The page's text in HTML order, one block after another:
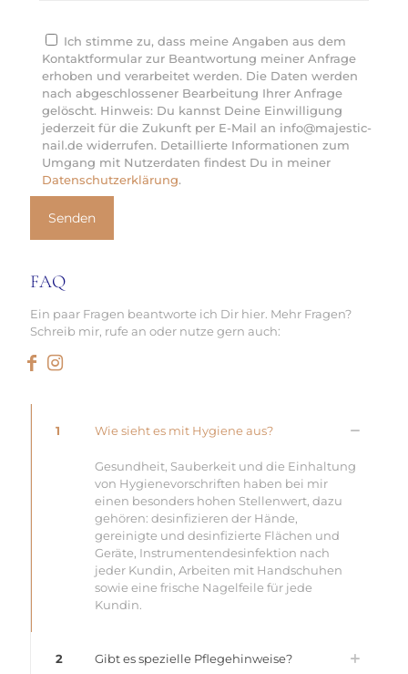
Ich stimme zu, dass meine Angaben aus dem
Kontaktformular zur Beantwortung meiner Anfrage
erhoben und verarbeitet werden. Die Daten werden
nach abgeschlossener Bearbeitung Ihrer Anfrage
gelöscht. Hinweis: Du kannst Deine Einwilligung
jederzeit für die Zukunft per E-Mail an info@majestic-
nail.de widerrufen. Detaillierte Informationen zum
Umgang mit Nutzerdaten findest Du in meiner
Datenschutzerklärung.
FAQ
Ein paar Fragen beantworte ich Dir hier. Mehr Fragen?
Schreib mir, rufe an oder nutze gern auch:
1 Wie sieht es mit Hygiene aus?
Gesundheit, Sauberkeit und die Einhaltung
von Hygienevorschriften haben bei mir
einen besonders hohen Stellenwert, dazu
gehören: desinfizieren der Hände,
gereinigte und desinfizierte Flächen und
Geräte, Instrumentendesinfektion nach
jeder Kundin, Arbeiten mit Handschuhen
sowie eine frische Nagelfeile für jede
Kundin.
2 Gibt es spezielle Pflegehinweise?